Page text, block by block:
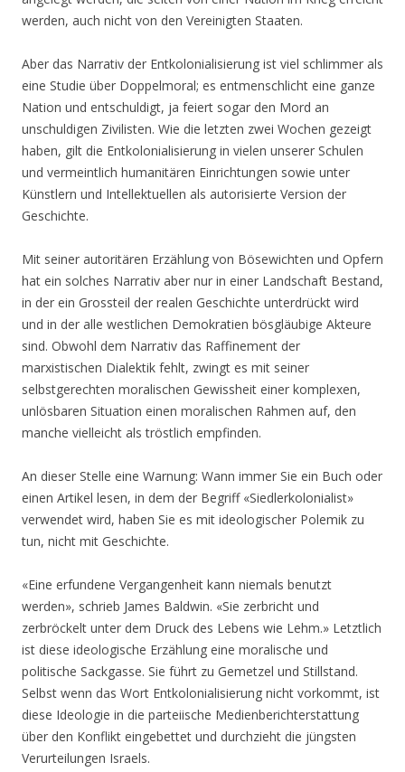
werden, auch nicht von den Vereinigten Staaten.
Aber das Narrativ der Entkolonialisierung ist viel schlimmer als
eine Studie über Doppelmoral; es entmenschlicht eine ganze
Nation und entschuldigt, ja feiert sogar den Mord an
unschuldigen Zivilisten. Wie die letzten zwei Wochen gezeigt
haben, gilt die Entkolonialisierung in vielen unserer Schulen
und vermeintlich humanitären Einrichtungen sowie unter
Künstlern und Intellektuellen als autorisierte Version der
Geschichte.
Mit seiner autoritären Erzählung von Bösewichten und Opfern
hat ein solches Narrativ aber nur in einer Landschaft Bestand,
in der ein Grossteil der realen Geschichte unterdrückt wird
und in der alle westlichen Demokratien bösgläubige Akteure
sind. Obwohl dem Narrativ das Raffinement der
marxistischen Dialektik fehlt, zwingt es mit seiner
selbstgerechten moralischen Gewissheit einer komplexen,
unlösbaren Situation einen moralischen Rahmen auf, den
manche vielleicht als tröstlich empfinden.
An dieser Stelle eine Warnung: Wann immer Sie ein Buch oder
einen Artikel lesen, in dem der Begriff «Siedlerkolonialist»
verwendet wird, haben Sie es mit ideologischer Polemik zu
tun, nicht mit Geschichte.
«Eine erfundene Vergangenheit kann niemals benutzt
werden», schrieb James Baldwin. «Sie zerbricht und
zerbröckelt unter dem Druck des Lebens wie Lehm.» Letztlich
ist diese ideologische Erzählung eine moralische und
politische Sackgasse. Sie führt zu Gemetzel und Stillstand.
Selbst wenn das Wort Entkolonialisierung nicht vorkommt, ist
diese Ideologie in die parteiische Medienberichterstattung
über den Konflikt eingebettet und durchzieht die jüngsten
Verurteilungen Israels.